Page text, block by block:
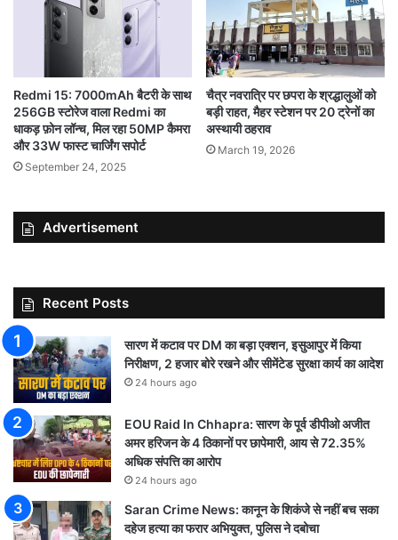
Redmi 15: 7000mAh बैटरी के साथ
256GB स्टोरेज वाला Redmi का
धाकड़ फ़ोन लॉन्च, मिल रहा 50MP कैमरा
और 33W फास्ट चार्जिंग सपोर्ट
September 24, 2025
चैत्र नवरात्रि पर छपरा के श्रद्धालुओं को
बड़ी राहत, मैहर स्टेशन पर 20 ट्रेनों का
अस्थायी ठहराव
March 19, 2026
Advertisement
Recent Posts
सारण में कटाव पर DM का बड़ा एक्शन, इसुआपुर में किया
निरीक्षण, 2 हजार बोरे रखने और सीमेंटेड सुरक्षा कार्य का आदेश
24 hours ago
EOU Raid In Chhapra: सारण के पूर्व डीपीओ अजीत
अमर हरिजन के 4 ठिकानों पर छापेमारी, आय से 72.35%
अधिक संपत्ति का आरोप
24 hours ago
Saran Crime News: कानून के शिकंजे से नहीं बच सका
दहेज हत्या का फरार अभियुक्त, पुलिस ने दबोचा